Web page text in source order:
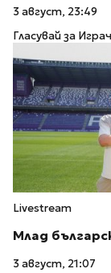
3 август, 23:49
Гласувай за
Livestream
Млад
3 август, 21:07